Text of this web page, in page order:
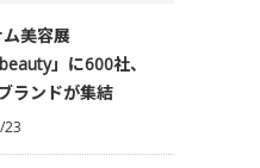
美容展
」に600社、
ランドが集結
23